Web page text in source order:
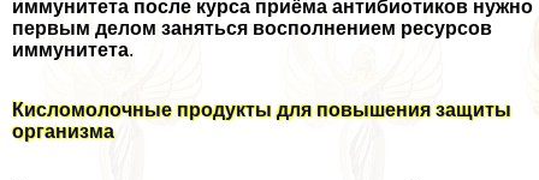
иммунитета после курса приёма антибиотиков нужно
первым делом заняться восполнением ресурсов
иммунитета.
Кисломолочные продукты для повышения защиты
организма